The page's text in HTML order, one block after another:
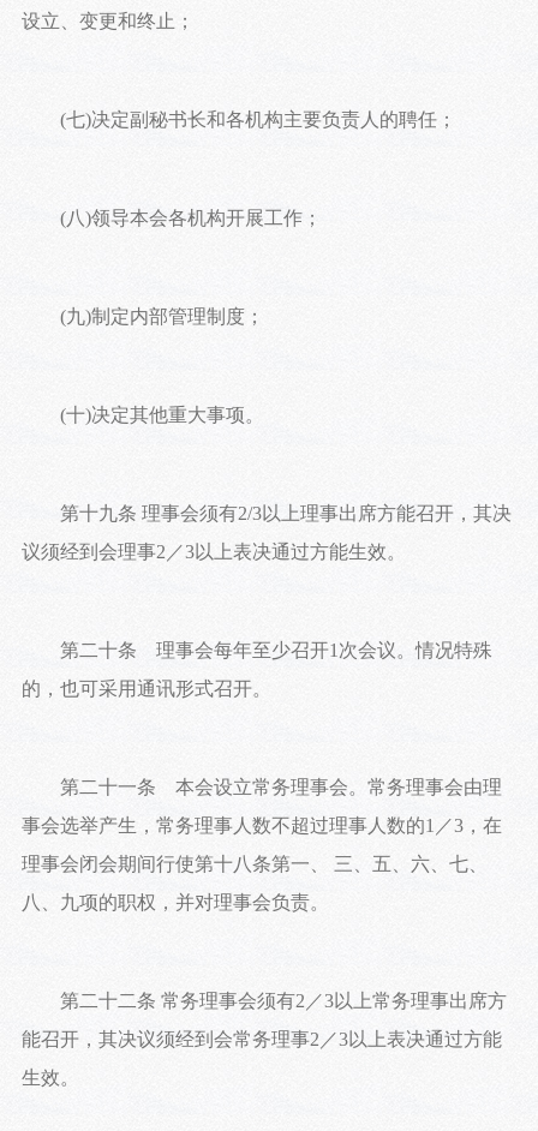
设立、变更和终止；
(七)决定副秘书长和各机构主要负责人的聘任；
(八)领导本会各机构开展工作；
(九)制定内部管理制度；
(十)决定其他重大事项。
第十九条 理事会须有2/3以上理事出席方能召开，其决
议须经到会理事2／3以上表决通过方能生效。
第二十条 理事会每年至少召开1次会议。情况特殊
的，也可采用通讯形式召开。
第二十一条 本会设立常务理事会。常务理事会由理
事会选举产生，常务理事人数不超过理事人数的1／3，在
理事会闭会期间行使第十八条第一、 三、五、六、七、
八、九项的职权，并对理事会负责。
第二十二条 常务理事会须有2／3以上常务理事出席方
能召开，其决议须经到会常务理事2／3以上表决通过方能
生效。